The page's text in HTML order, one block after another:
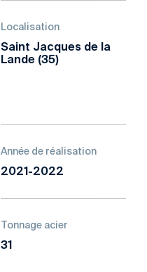
Localisation
Saint Jacques de la
Lande (35)
Année de réalisation
2021-2022
Tonnage acier
31